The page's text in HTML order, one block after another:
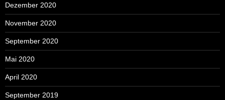
Dezember 2020
November 2020
September 2020
Mai 2020
April 2020
September 2019